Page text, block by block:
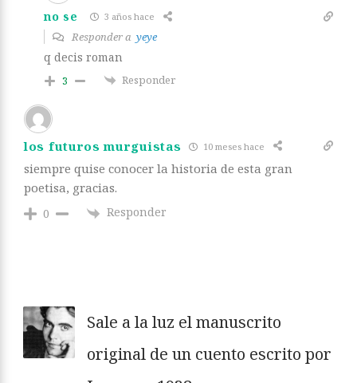
no se 3 años hace
Responder a yeye
q decis roman
3 Responder
los futuros murguistas 10 meses hace
siempre quise conocer la historia de esta gran
poetisa, gracias.
0 Responder
Sale a la luz el manuscrito
original de un cuento escrito por